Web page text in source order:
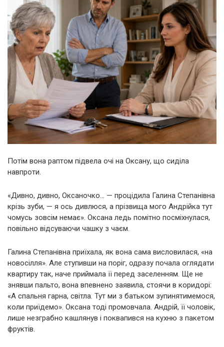
Потім вона раптом підвела очі на Оксану, що сиділа
навпроти.
«Дивно, дивно, Оксаночко… — процідила Галина Степанівна
крізь зуби, — я ось дивлюся, а прізвища мого Андрійка тут
чомусь зовсім немає». Оксана ледь помітно посміхнулася,
повільно відсуваючи чашку з чаєм.
Галина Степанівна приїхала, як вона сама висловилася, «на
новосілля». Але ступивши на поріг, одразу почала оглядати
квартиру так, наче приймала її перед заселенням. Ще не
знявши пальто, вона впевнено заявила, стоячи в коридорі:
«А спальня гарна, світла. Тут ми з батьком зупинятимемося,
коли приїдемо». Оксана тоді промовчала. Андрій, її чоловік,
лише незграбно кашлянув і поквапився на кухню з пакетом
фруктів.